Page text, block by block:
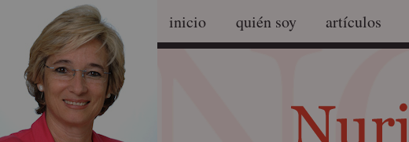
inicio quién soy artículos